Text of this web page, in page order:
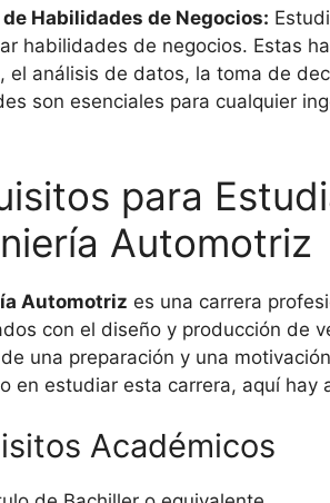
Habilidades de Negocios:
habilidades de negocios. Estas
el análisis de datos, la toma de
son esenciales para cualquier
para
Automotriz
Automotriz es una carrera
con el diseño y producción de
una preparación y una
en estudiar esta carrera, aquí
Académicos